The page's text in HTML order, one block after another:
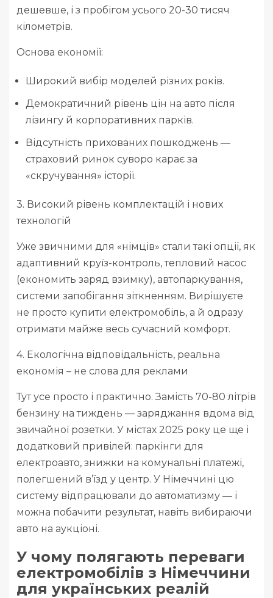
дешевше, і з пробігом усього 20-30 тисяч
кілометрів.
Основа економії:
Широкий вибір моделей різних років.
Демократичний рівень цін на авто після
лізингу й корпоративних парків.
Відсутність прихованих пошкоджень —
страховий ринок суворо карає за
«скручування» історії.
3. Високий рівень комплектацій і нових
технологій
Уже звичними для «німців» стали такі опції, як
адаптивний круїз-контроль, тепловий насос
(економить заряд взимку), автопаркування,
системи запобігання зіткненням. Вирішуєте
не просто купити електромобіль, а й одразу
отримати майже весь сучасний комфорт.
4. Екологічна відповідальність, реальна
економія – не слова для реклами
Тут усе просто і практично. Замість 70-80 літрів
бензину на тиждень — заряджання вдома від
звичайної розетки. У містах 2025 року це ще і
додатковий привілей: паркінги для
електроавто, знижки на комунальні платежі,
полегшений в’їзд у центр. У Німеччині цю
систему відпрацювали до автоматизму — і
можна побачити результат, навіть вибираючи
авто на аукціоні.
У чому полягають переваги
електромобілів з Німеччини
для українських реалій